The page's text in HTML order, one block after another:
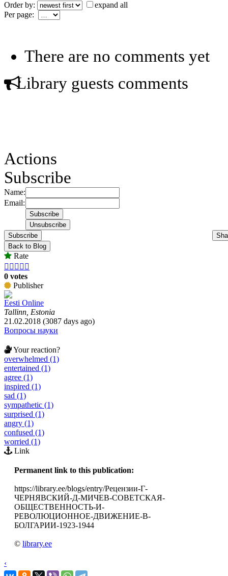
Order by:
expand all
Per page:
There are no comments yet
Library guests comments
Actions
Subscribe
Name:
Email:
Subscribe
Back to Blog
Rate
    
0 votes
Publisher
Eesti Online
Tallinn, Estonia
21.02.2018 (3087 days ago)
Вопросы науки
Your reaction?
overwhelmed (1)
entertained (1)
agree (1)
inspired (1)
sad (1)
sympathetic (1)
surprised (1)
angry (1)
confused (1)
worried (1)
Link
Permanent link to this publication:
https://library.ee/blogs/entry/Рецензии-Г-
ЧЕРНЯВСКИЙ-Д-МИЧЕВ-СОВЕТСКАЯ-
ОБЩЕСТВЕННОСТЬ-И-
РЕВОЛЮЦИОННОЕ-ДВИЖЕНИЕ-В-
БОЛГАРИИ-1923-1944
© library.ee
‹